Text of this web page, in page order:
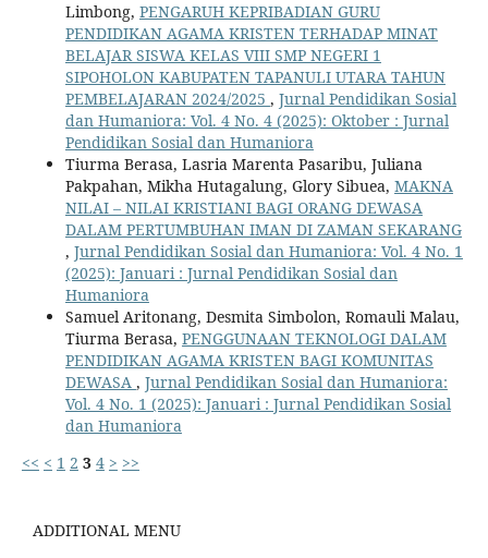
Limbong, PENGARUH KEPRIBADIAN GURU
PENDIDIKAN AGAMA KRISTEN TERHADAP MINAT
BELAJAR SISWA KELAS VIII SMP NEGERI 1
SIPOHOLON KABUPATEN TAPANULI UTARA TAHUN
PEMBELAJARAN 2024/2025 , Jurnal Pendidikan Sosial
dan Humaniora: Vol. 4 No. 4 (2025): Oktober : Jurnal
Pendidikan Sosial dan Humaniora
Tiurma Berasa, Lasria Marenta Pasaribu, Juliana
Pakpahan, Mikha Hutagalung, Glory Sibuea, MAKNA
NILAI – NILAI KRISTIANI BAGI ORANG DEWASA
DALAM PERTUMBUHAN IMAN DI ZAMAN SEKARANG
, Jurnal Pendidikan Sosial dan Humaniora: Vol. 4 No. 1
(2025): Januari : Jurnal Pendidikan Sosial dan
Humaniora
Samuel Aritonang, Desmita Simbolon, Romauli Malau,
Tiurma Berasa, PENGGUNAAN TEKNOLOGI DALAM
PENDIDIKAN AGAMA KRISTEN BAGI KOMUNITAS
DEWASA , Jurnal Pendidikan Sosial dan Humaniora:
Vol. 4 No. 1 (2025): Januari : Jurnal Pendidikan Sosial
dan Humaniora
<< < 1 2 3 4 > >>
ADDITIONAL MENU